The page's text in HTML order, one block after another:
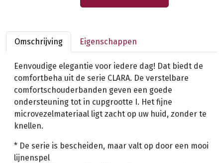
Omschrijving Eigenschappen
Eenvoudige elegantie voor iedere dag! Dat biedt de
comfortbeha uit de serie CLARA. De verstelbare
comfortschouderbanden geven een goede
ondersteuning tot in cupgrootte I. Het fijne
microvezelmateriaal ligt zacht op uw huid, zonder te
knellen.
* De serie is bescheiden, maar valt op door een mooi
lijnenspel